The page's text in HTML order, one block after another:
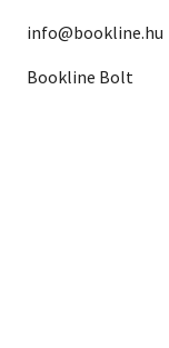
info@bookline.hu
Bookline Bolt